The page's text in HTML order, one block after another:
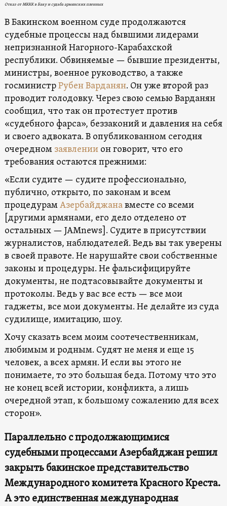
Отказ от МККК в Баку и судьба армянских пленных
В Бакинском военном суде продолжаются
судебные процессы над бывшими лидерами
непризнанной Нагорного-Карабахской
республики. Обвиняемые — бывшие президенты,
министры, военное руководство, а также
госминистрРубен Варданян. Он уже второй раз
проводит голодовку. Через свою семью Варданян
сообщил, что так он протестует против
«судебного фарса», беззаконий и давления на себя
и своего адвоката. В опубликованном сегодня
очередном заявлении он говорит, что его
требования остаются прежними:
«Если судите — судите профессионально,
публично, открыто, по законам и всем
процедурамАзербайджанавместе со всеми
[другими армянами, его дело отделено от
остальных — JAMnews]. Судите в присутствии
журналистов, наблюдателей. Ведь вы так уверены
в своей правоте. Не нарушайте свои собственные
законы и процедуры. Не фальсифицируйте
документы, не подтасовывайте документы и
протоколы. Ведь у вас все есть — все мои
гаджеты, все мои документы. Не делайте из суда
судилище, имитацию, шоу.
Хочу сказать всем моим соотечественникам,
любимым и родным. Судят не меня и еще 15
человек, а всех армян. И если вы этого не
понимаете, то это большая беда. Потому что это
не конец всей истории, конфликта, а лишь
очередной этап, к большому сожалению для всех
сторон».
Параллельно с продолжающимися
судебными процессами Азербайджан решил
закрыть бакинское представительство
Международного комитета Красного Креста.
А это единственная международная